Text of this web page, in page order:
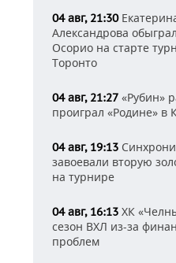
04 авг, 21:30
Александрова
Осорио на старте
Торонто
04 авг, 21:27 «Рубин»
проиграл «Родине» в
04 авг, 19:13
завоевали вторую
на турнире
04 авг, 16:13 ХК
сезон ВХЛ из-за
проблем